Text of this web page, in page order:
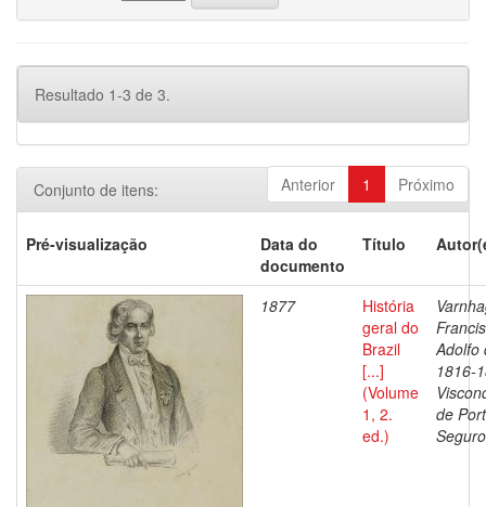
Resultado 1-3 de 3.
Anterior 1 Próximo
Conjunto de itens:
Pré-visualização
Data do
documento
Título
1877
História
geral do
Brazil
[...]
(Volume
1, 2.
ed.)
Adolfo
1816-
de
Seguro